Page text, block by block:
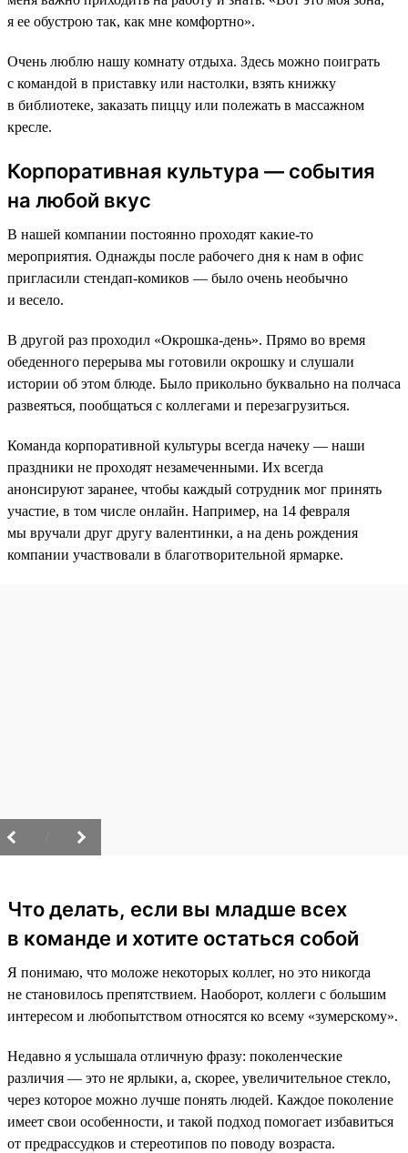
я ее обустрою так, как мне комфортно».
Очень люблю нашу комнату отдыха. Здесь можно поиграть
с командой в приставку или настолки, взять книжку
в библиотеке, заказать пиццу или полежать в массажном
кресле.
Корпоративная культура — события
на любой вкус
В нашей компании постоянно проходят какие-то
мероприятия. Однажды после рабочего дня к нам в офис
пригласили стендап-комиков — было очень необычно
и весело.
В другой раз проходил «Окрошка-день». Прямо во время
обеденного перерыва мы готовили окрошку и слушали
истории об этом блюде. Было прикольно буквально на полчаса
развеяться, пообщаться с коллегами и перезагрузиться.
Команда корпоративной культуры всегда начеку — наши
праздники не проходят незамеченными. Их всегда
анонсируют заранее, чтобы каждый сотрудник мог принять
участие, в том числе онлайн. Например, на 14 февраля
мы вручали друг другу валентинки, а на день рождения
компании участвовали в благотворительной ярмарке.
Что делать, если вы младше всех
в команде и хотите остаться собой
Я понимаю, что моложе некоторых коллег, но это никогда
не становилось препятствием. Наоборот, коллеги с большим
интересом и любопытством относятся ко всему «зумерскому».
Недавно я услышала отличную фразу: поколенческие
различия — это не ярлыки, а, скорее, увеличительное стекло,
через которое можно лучше понять людей. Каждое поколение
имеет свои особенности, и такой подход помогает избавиться
от предрассудков и стереотипов по поводу возраста.